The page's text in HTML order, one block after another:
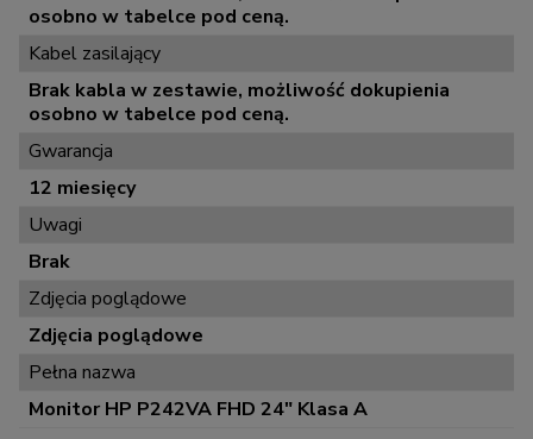
osobno w tabelce pod ceną.
Kabel zasilający
Brak kabla w zestawie, możliwość dokupienia
osobno w tabelce pod ceną.
Gwarancja
12 miesięcy
Uwagi
Brak
Zdjęcia poglądowe
Zdjęcia poglądowe
Pełna nazwa
Monitor HP P242VA FHD 24" Klasa A